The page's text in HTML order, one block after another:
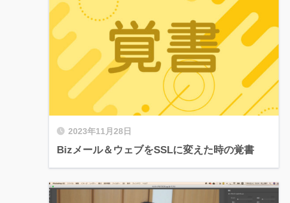
2023年11月28日
Bizメール＆ウェブをSSLに変えた時の覚書